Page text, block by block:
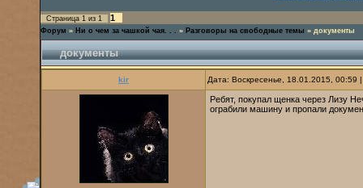
Страница 1 из 1 1
Форум » Ни о чем за чашкой чая. . . » Разговоры на свободные темы » документы
документы
kir Дата: Воскресенье, 18.01.2015,
Ребят, покупал щенка через Лизу
ограбили машину и пропали